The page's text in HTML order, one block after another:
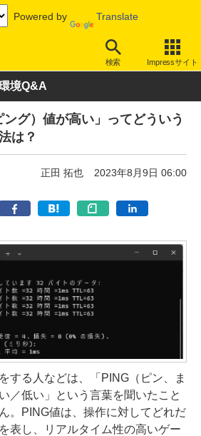
Powered by Translate
検索 Impressサイト
ク
境Q&A
ング）値が高い」ってどういう
は？
正田 拓也 2023年8月9日 06:00
する人などは、「PING（ピン、ま
／低い」という言葉を聞いたこと
。PING値は、操作に対してどれだ
表し、リアルタイム性の高いゲー